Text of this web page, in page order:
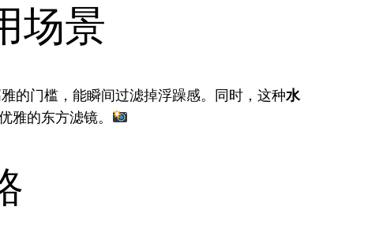
场景
的门槛，能瞬间过滤掉浮躁感。同时，这种水
雅的东方滤镜。